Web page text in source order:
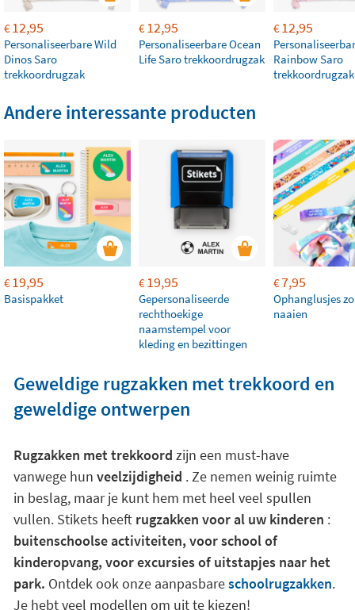
€12,95
Personaliseerbare Wild
Dinos Saro
trekkoordrugzak
€12,95
Personaliseerbare Ocean
Life Saro trekkoordrugzak
€12,95
Rainbow Saro
trekkoordrugzak
Andere interessante producten
€19,95
Basispakket
€19,95
Gepersonaliseerde
rechthoekige
naamstempel voor
kleding en bezittingen
€7,95
Ophanglusjes
naaien
Geweldige rugzakken met trekkoord en
geweldige ontwerpen
Rugzakken met trekkoord zijn een must-have
vanwege hun veelzijdigheid . Ze nemen weinig ruimte
in beslag, maar je kunt hem met heel veel spullen
vullen. Stikets heeft rugzakken voor al uw kinderen :
buitenschoolse activiteiten, voor school of
kinderopvang, voor excursies of uitstapjes naar het
park. Ontdek ook onze aanpasbareschoolrugzakken.
Je hebt veel modellen om uit te kiezen!